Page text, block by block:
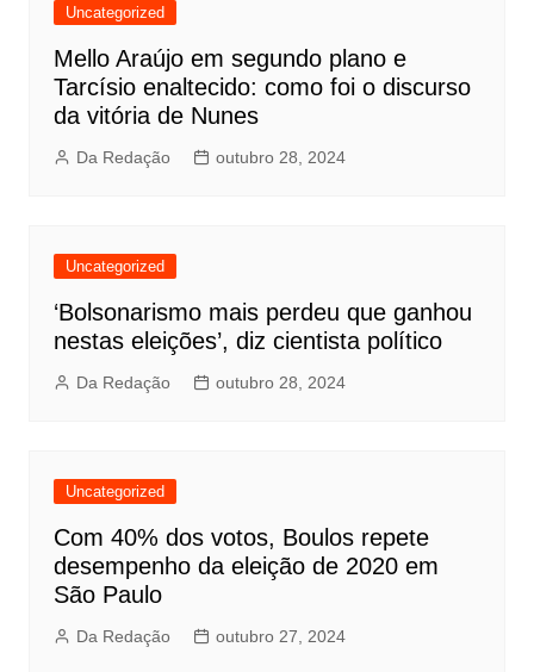
Uncategorized
Mello Araújo em segundo plano e
Tarcísio enaltecido: como foi o discurso
da vitória de Nunes
Da Redação outubro 28, 2024
Uncategorized
‘Bolsonarismo mais perdeu que ganhou
nestas eleições’, diz cientista político
Da Redação outubro 28, 2024
Uncategorized
Com 40% dos votos, Boulos repete
desempenho da eleição de 2020 em
São Paulo
Da Redação outubro 27, 2024